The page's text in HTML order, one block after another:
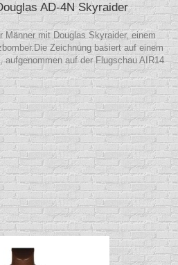
AD-4N Skyraider
Männer mit Douglas Skyraider, einem
Zeichnung basiert auf einem
aufgenommen auf der Flugschau AIR14